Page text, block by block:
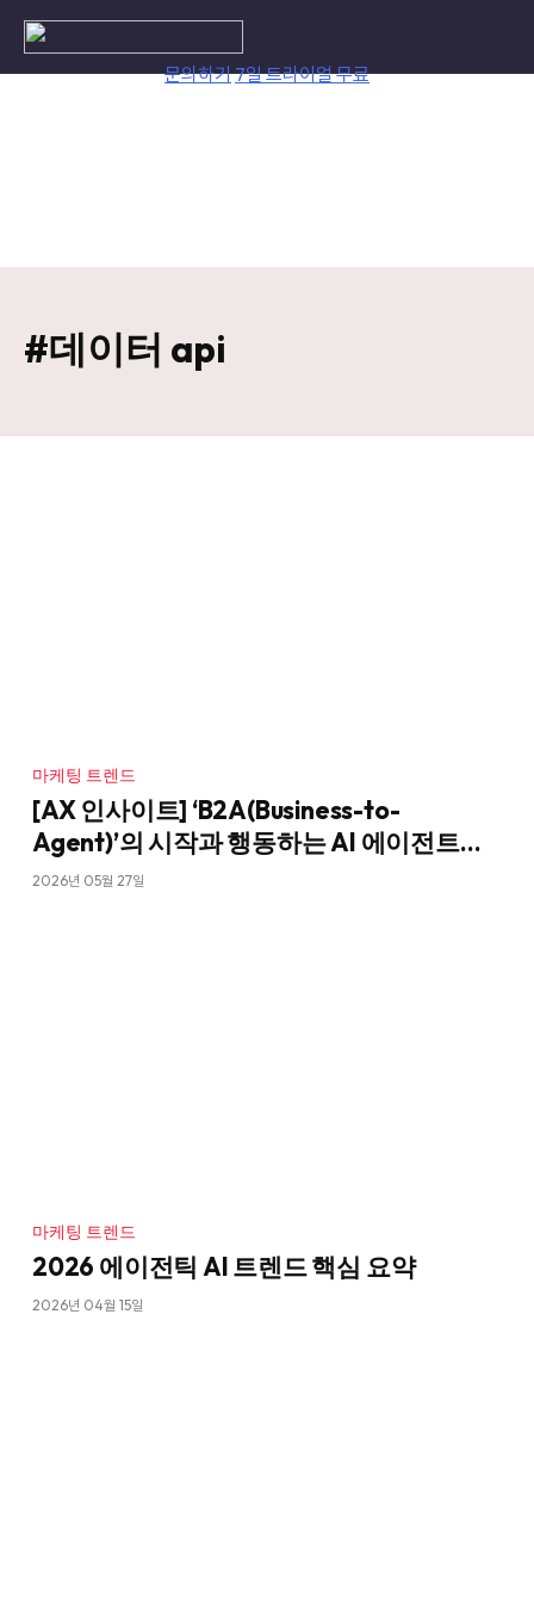
content
문의하기7일 트라이얼 무료
#데이터 api
마케팅 트렌드
[AX 인사이트] ‘B2A(Business-to-
Agent)’의 시작과 행동하는 AI 에이전트
전쟁
2026년 05월 27일
마케팅 트렌드
2026 에이전틱 AI 트렌드 핵심 요약
2026년 04월 15일